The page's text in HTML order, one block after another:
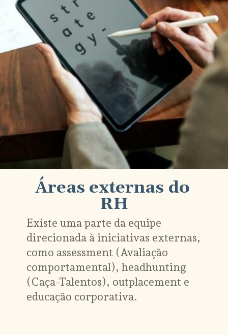
Áreas externas do
RH
Existe uma parte da equipe
direcionada à iniciativas externas,
como assessment (Avaliação
comportamental), headhunting
(Caça-Talentos), outplacement e
educação corporativa.